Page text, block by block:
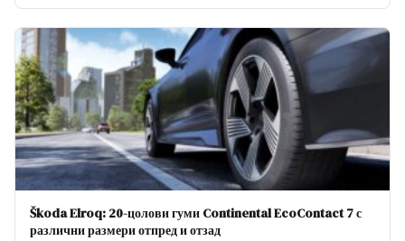
Škoda Elroq: 20-цолови гуми Continental EcoContact 7 с
различни размери отпред и отзад